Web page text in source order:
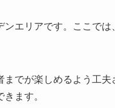
エリアです。ここでは
でが楽しめるよう工夫
ます。